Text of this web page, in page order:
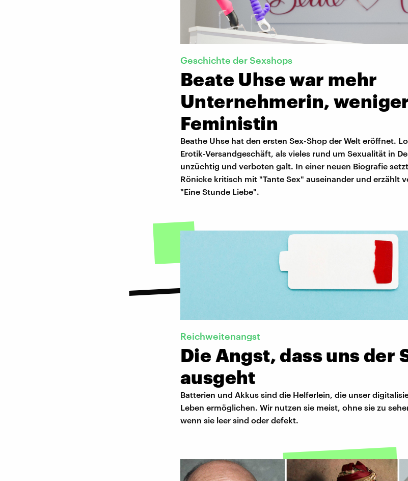
Geschichte der Sexshops
Beate Uhse war mehr
Unternehmerin,
Feministin
Beathe Uhse hat den ersten Sex-Shop der Welt eröffnet.
Erotik-Versandgeschäft, als vieles rund um Sexualität in
unzüchtig und verboten galt. In einer neuen Biografie
Rönicke kritisch mit "Tante Sex" auseinander und erzählt
"Eine Stunde Liebe".
Reichweitenangst
Die Angst, dass uns der
ausgeht
Batterien und Akkus sind die Helferlein, die unser
Leben ermöglichen. Wir nutzen sie meist, ohne sie zu
wenn sie leer sind oder defekt.